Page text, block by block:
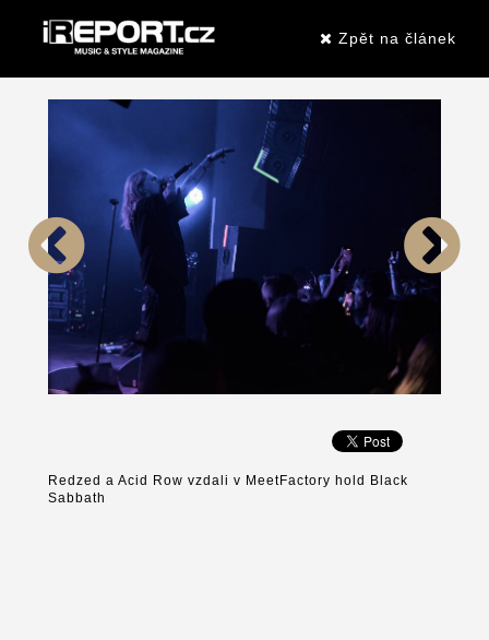
Zpět na článek
Redzed a Acid Row vzdali v MeetFactory hold Black
Sabbath